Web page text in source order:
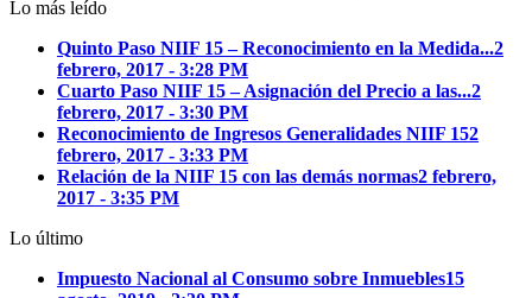
Lo más leído
Quinto Paso NIIF 15 – Reconocimiento en la Medida...2
febrero, 2017 - 3:28 PM
Cuarto Paso NIIF 15 – Asignación del Precio a las...2
febrero, 2017 - 3:30 PM
Reconocimiento de Ingresos Generalidades NIIF 152
febrero, 2017 - 3:33 PM
Relación de la NIIF 15 con las demás normas2 febrero,
2017 - 3:35 PM
Lo último
Impuesto Nacional al Consumo sobre Inmuebles15